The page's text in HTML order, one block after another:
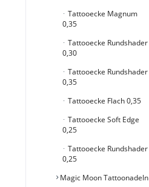
Tattooecke Magnum
0,35
Tattooecke Rundshader
0,30
Tattooecke Rundshader
0,35
Tattooecke Flach 0,35
Tattooecke Soft Edge
0,25
Tattooecke Rundshader
0,25
Magic Moon Tattoonadeln